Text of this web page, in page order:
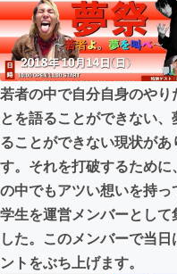
テクノロジー・
映像・映画
ビジネス・起業
まちづくり・地
CAMPFIRE for
CAMPFIREふるさ
若者の中で自分自身のやり
とを語ることができない、
ることができない現状があ
す。それを打破するために
の中でもアツい想いを持っ
学生を運営メンバーとして
した。このメンバーで当日
ントをぶち上げます。